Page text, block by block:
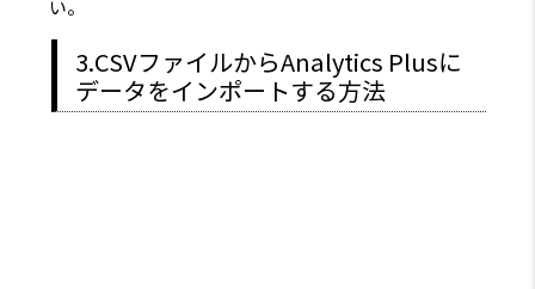
い。
3.CSVファイルからAnalytics Plusに
データをインポートする方法